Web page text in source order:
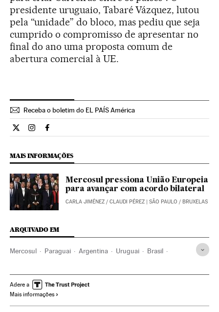
presidente uruguaio, Tabaré Vázquez, lutou
pela “unidade” do bloco, mas pediu que seja
cumprido o compromisso de apresentar no
final do ano uma proposta comum de
abertura comercial à UE.
Receba o boletim do EL PAÍS América
Internacional El País Brasil en Twitter
Internacional El País Brasil en Instagram
Internacional El País Brasil en Facebook
MAIS INFORMAÇÕES
Mercosul pressiona União Europeia
para avançar com acordo bilateral
CARLA JIMÉNEZ / CLAUDI PÉREZ | SÃO PAULO / BRUXELAS
ARQUIVADO EM
Mercosul Paraguai Argentina Uruguai Brasil
Organizações internacionais
Adere a
Mais informações